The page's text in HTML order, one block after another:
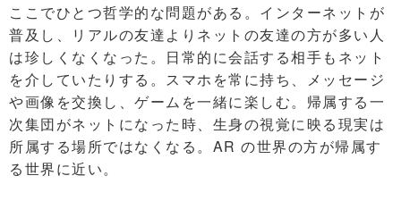
ここでひとつ哲学的な問題がある。インターネットが
普及し、リアルの友達よりネットの友達の方が多い人
は珍しくなくなった。日常的に会話する相手もネット
を介していたりする。スマホを常に持ち、メッセージ
や画像を交換し、ゲームを一緒に楽しむ。帰属する一
次集団がネットになった時、生身の視覚に映る現実は
所属する場所ではなくなる。AR の世界の方が帰属す
る世界に近い。